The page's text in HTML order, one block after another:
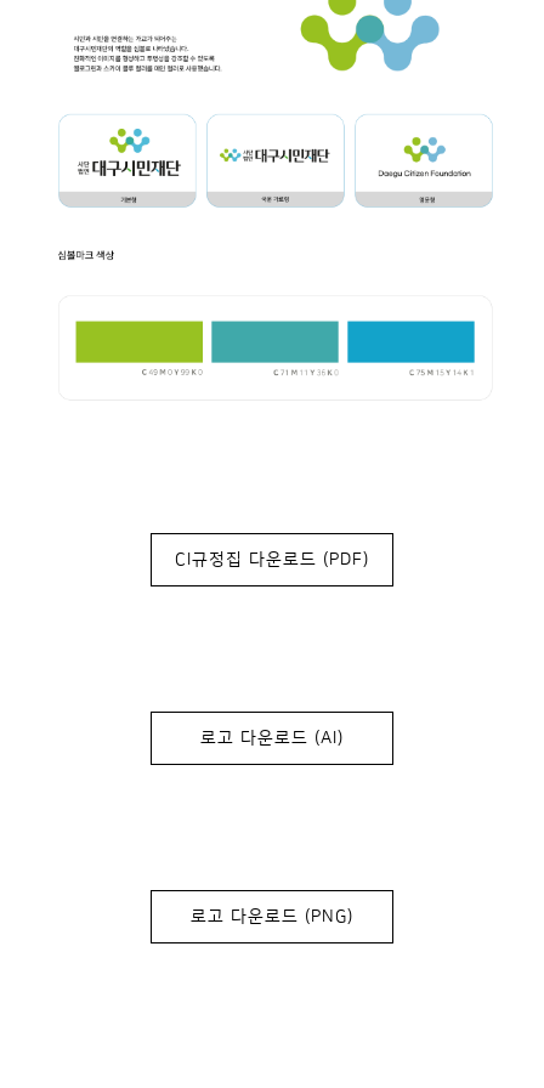
CI규정집 다운로드 (PDF)
로고 다운로드 (AI)
로고 다운로드 (PNG)